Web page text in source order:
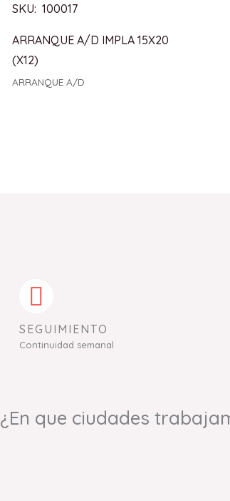
SKU: 100017
ARRANQUE A/D IMPLA 15X20
(X12)
ARRANQUE A/D
SEGUIMIENTO
Continuidad semanal
¿En que ciudades